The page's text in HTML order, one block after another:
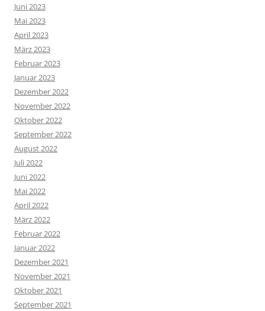
Juni 2023
Mai 2023
April 2023
März 2023
Februar 2023
Januar 2023
Dezember 2022
November 2022
Oktober 2022
September 2022
August 2022
Juli 2022
Juni 2022
Mai 2022
April 2022
März 2022
Februar 2022
Januar 2022
Dezember 2021
November 2021
Oktober 2021
September 2021